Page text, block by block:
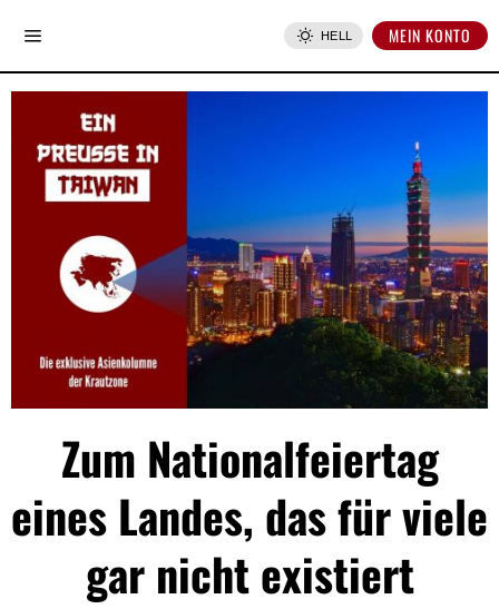
HELL MEIN KONTO
Zum Nationalfeiertag
eines Landes, das für viele
gar nicht existiert